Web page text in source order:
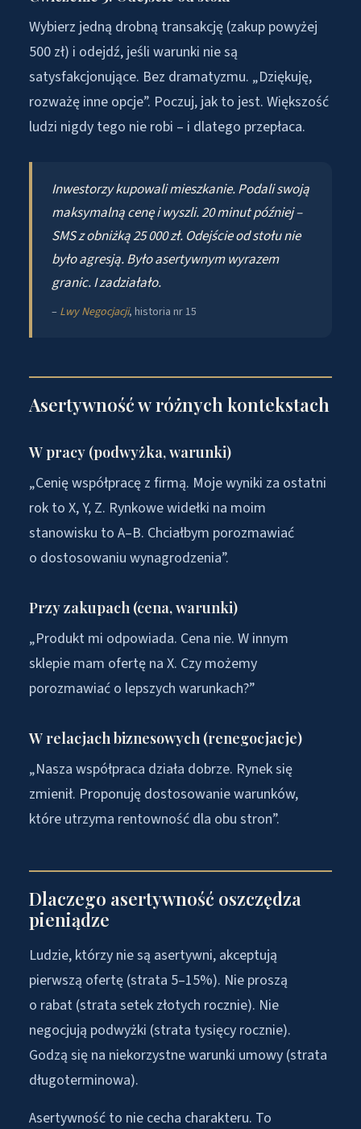
Wybierz jedną drobną transakcję (zakup powyżej
500 zł) i odejdź, jeśli warunki nie są
satysfakcjonujące. Bez dramatyzmu. „Dziękuję,
rozważę inne opcje”. Poczuj, jak to jest. Większość
ludzi nigdy tego nie robi – i dlatego przepłaca.
Inwestorzy kupowali mieszkanie. Podali swoją
maksymalną cenę i wyszli. 20 minut później –
SMS z obniżką 25 000 zł. Odejście od stołu nie
było agresją. Było asertywnym wyrazem
granic. I zadziałało.
– Lwy Negocjacji, historia nr 15
Asertywność w różnych kontekstach
W pracy (podwyżka, warunki)
„Cenię współpracę z firmą. Moje wyniki za ostatni
rok to X, Y, Z. Rynkowe widełki na moim
stanowisku to A–B. Chciałbym porozmawiać
o dostosowaniu wynagrodzenia”.
Przy zakupach (cena, warunki)
„Produkt mi odpowiada. Cena nie. W innym
sklepie mam ofertę na X. Czy możemy
porozmawiać o lepszych warunkach?”
W relacjach biznesowych (renegocjacje)
„Nasza współpraca działa dobrze. Rynek się
zmienił. Proponuję dostosowanie warunków,
które utrzyma rentowność dla obu stron”.
Dlaczego asertywność oszczędza
pieniądze
Ludzie, którzy nie są asertywni, akceptują
pierwszą ofertę (strata 5–15%). Nie proszą
o rabat (strata setek złotych rocznie). Nie
negocjują podwyżki (strata tysięcy rocznie).
Godzą się na niekorzystne warunki umowy (strata
długoterminowa).
Asertywność to nie cecha charakteru. To